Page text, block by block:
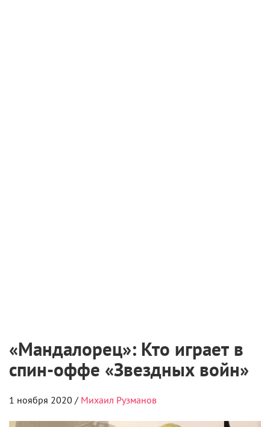
«Мандалорец»: Кто играет в
спин-оффе «Звездных войн»
1 ноября 2020 / Михаил Рузманов